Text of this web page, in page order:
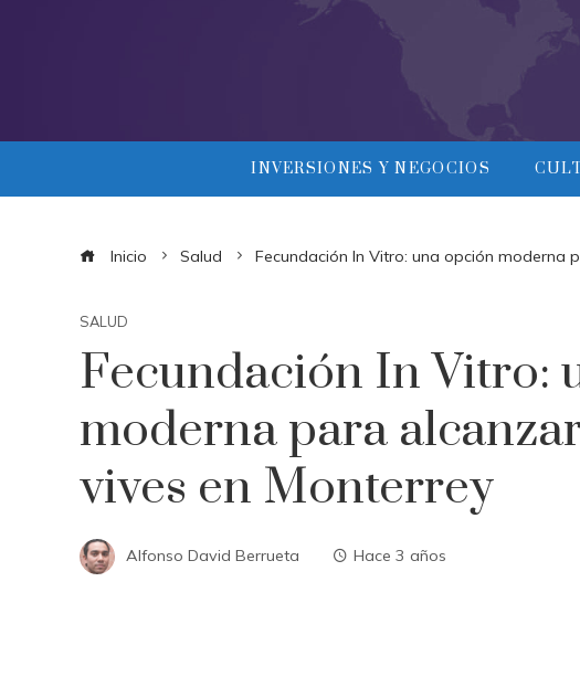
INVERSIONES Y NEGOCIOS
Inicio Salud Fecundación In Vitro: una opción moderna
SALUD
Fecundación In Vitro:
moderna para
vives en Monterrey
Alfonso David Berrueta Hace 3 años